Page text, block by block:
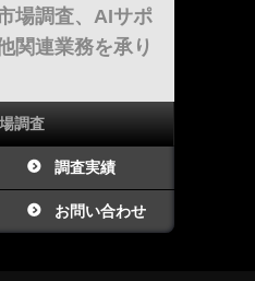
場調査、AIサポ
関連業務を承り
調査
調査実績
お問い合わせ